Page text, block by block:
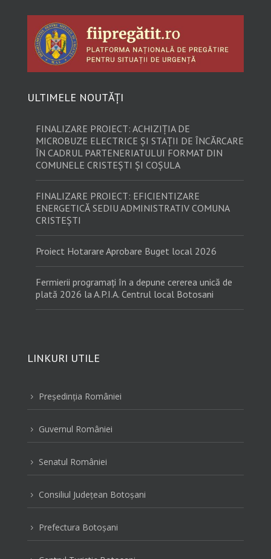
ULTIMELE NOUTĂȚI
FINALIZARE PROIECT: ACHIZIȚIA DE
MICROBUZE ELECTRICE ȘI STAȚII DE ÎNCĂRCARE
ÎN CADRUL PARTENERIATULUI FORMAT DIN
COMUNELE CRISTEȘTI ȘI COȘULA
FINALIZARE PROIECT: EFICIENTIZARE
ENERGETICĂ SEDIU ADMINISTRATIV COMUNA
CRISTEȘTI
Proiect Hotarare Aprobare Buget local 2026
Fermierii programați în a depune cererea unică de
plată 2026 la A.P.I.A. Centrul local Botosani
LINKURI UTILE
5 Preşedinţia României
5 Guvernul României
5 Senatul României
5 Consiliul Judeţean Botoşani
5 Prefectura Botoşani